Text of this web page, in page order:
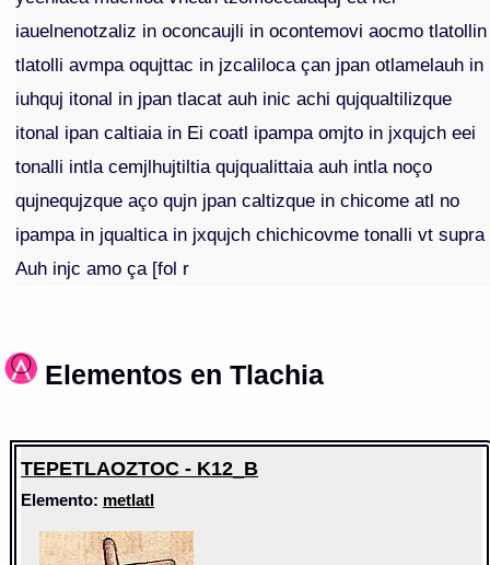
iauelnenotzaliz in oconcaujli in ocontemovi aocmo tlatollin
tlatolli avmpa oqujttac in jzcaliloca çan jpan otlamelauh in
iuhquj itonal in jpan tlacat auh inic achi qujqualtilizque
itonal ipan caltiaia in Ei coatl ipampa omjto in jxqujch eei
tonalli intla cemjlhujtiltia qujqualittaia auh intla noço
qujnequjzque aço qujn jpan caltizque in chicome atl no
ipampa in jqualtica in jxqujch chichicovme tonalli vt supra
Auh injc amo ça [fol r
Elementos en Tlachia
TEPETLAOZTOC - K12_B
Elemento: metlatl